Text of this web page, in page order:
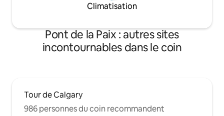
Climatisation
Pont de la Paix : autres sites
incontournables dans le coin
Tour de Calgary
986 personnes du coin recommandent